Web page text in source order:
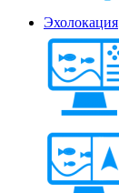
Эхолокация